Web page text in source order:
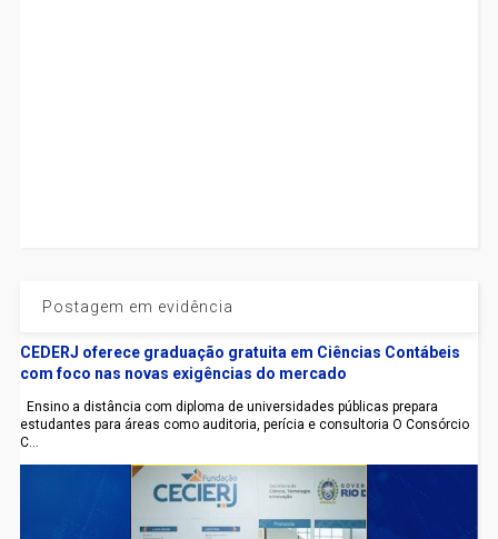
Postagem em evidência
CEDERJ oferece graduação gratuita em Ciências Contábeis
com foco nas novas exigências do mercado
Ensino a distância com diploma de universidades públicas prepara
estudantes para áreas como auditoria, perícia e consultoria O Consórcio
C...